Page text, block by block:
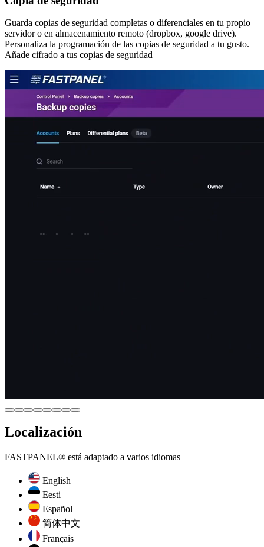
Guarda copias de seguridad completas o diferenciales en tu propio
servidor o en almacenamiento remoto (dropbox, google drive).
Personaliza la programación de las copias de seguridad a tu gusto.
Añade cifrado a tus copias de seguridad
Localización
FASTPANEL® está adaptado a varios idiomas
English
Eesti
Español
简体中文
Français